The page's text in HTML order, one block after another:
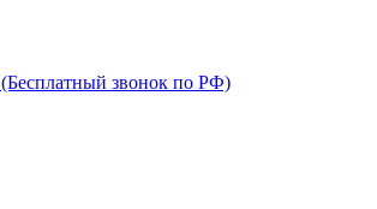
(Бесплатный звонок по РФ)